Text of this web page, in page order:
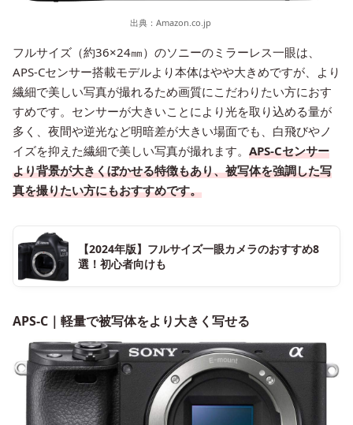
出典： Amazon.co.jp
フルサイズ（約36×24㎜）のソニーのミラーレス一眼は、
APS-Cセンサー搭載モデルより本体はやや大きめですが、より
繊細で美しい写真が撮れるため画質にこだわりたい方におす
すめです。センサーが大きいことにより光を取り込める量が
多く、夜間や逆光など明暗差が大きい場面でも、白飛びやノ
イズを抑えた繊細で美しい写真が撮れます。 APS-Cセンサー
より背景が大きくぼかせる特徴もあり、被写体を強調した写
真を撮りたい方にもおすすめです。
【2024年版】フルサイズ一眼カメラのおすすめ8
選！初心者向けも
APS-C｜軽量で被写体をより大きく写せる